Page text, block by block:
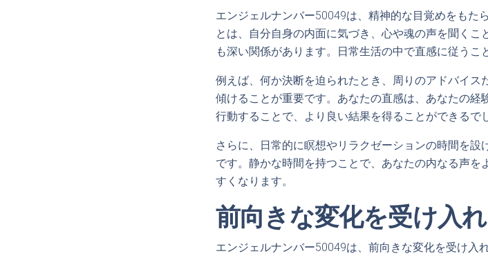
エンジェルナンバー50049は、精神的な目覚めをもた
とは、自分自身の内面に気づき、心や魂の声を聞く
も深い関係があります。日常生活の中で直感に従うこ
例えば、何か決断を迫られたとき、周りのアドバイ
傾けることが重要です。あなたの直感は、あなたの
行動することで、より良い結果を得ることができるで
さらに、日常的に瞑想やリラクゼーションの時間を
です。静かな時間を持つことで、あなたの内なる声
すくなります。
前向きな変化を受け入
エンジェルナンバー50049は、前向きな変化を受け入